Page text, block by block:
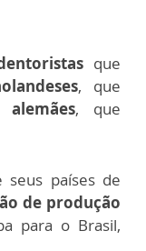
que
, que
alemães, que
seus países de
de produção
para o Brasil,